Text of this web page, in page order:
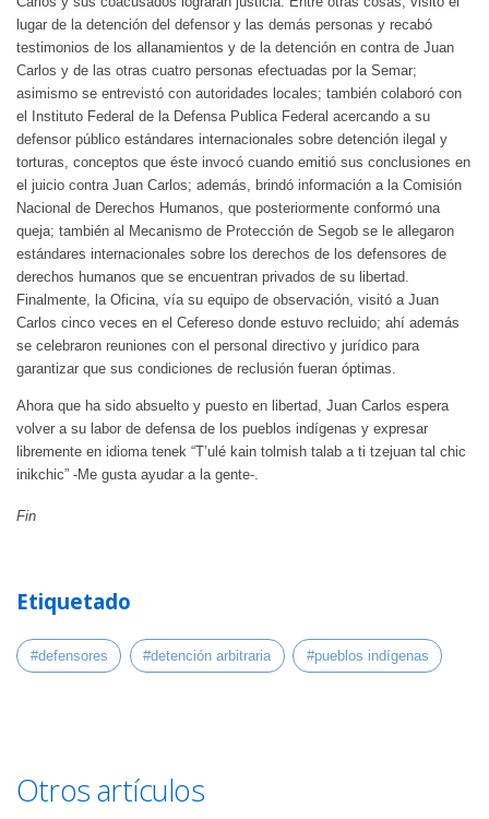
lugar de la detención del defensor y las demás personas y recabó
testimonios de los allanamientos y de la detención en contra de Juan
Carlos y de las otras cuatro personas efectuadas por la Semar;
asimismo se entrevistó con autoridades locales; también colaboró con
el Instituto Federal de la Defensa Publica Federal acercando a su
defensor público estándares internacionales sobre detención ilegal y
torturas, conceptos que éste invocó cuando emitió sus conclusiones en
el juicio contra Juan Carlos; además, brindó información a la Comisión
Nacional de Derechos Humanos, que posteriormente conformó una
queja; también al Mecanismo de Protección de Segob se le allegaron
estándares internacionales sobre los derechos de los defensores de
derechos humanos que se encuentran privados de su libertad.
Finalmente, la Oficina, vía su equipo de observación, visitó a Juan
Carlos cinco veces en el Cefereso donde estuvo recluido; ahí además
se celebraron reuniones con el personal directivo y jurídico para
garantizar que sus condiciones de reclusión fueran óptimas.
Ahora que ha sido absuelto y puesto en libertad, Juan Carlos espera
volver a su labor de defensa de los pueblos indígenas y expresar
libremente en idioma tenek “T’ulé kain tolmish talab a ti tzejuan tal chic
inikchic” -Me gusta ayudar a la gente-.
Fin
Etiquetado
#defensores #detención arbitraria #pueblos indígenas
Otros artículos